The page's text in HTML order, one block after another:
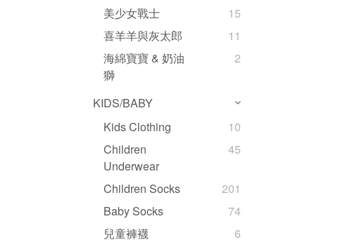
美少女戰士
15
喜羊羊與灰太郎
11
海綿寶寶 & 奶油
獅
2
KIDS/BABY
Kids Clothing
10
Children
Underwear
45
Children Socks
201
Baby Socks
74
兒童褲襪
6